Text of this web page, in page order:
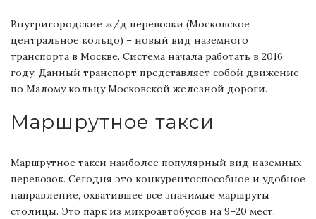
Внутригородские ж/д перевозки (Московское
центральное кольцо) – новый вид наземного
транспорта в Москве. Система начала работать в 2016
году. Данный транспорт представляет собой движение
по Малому кольцу Московской железной дороги.
Маршрутное такси
Маршрутное такси наиболее популярный вид наземных
перевозок. Сегодня это конкурентоспособное и удобное
направление, охватившее все значимые маршруты
столицы. Это парк из микроавтобусов на 9–20 мест.